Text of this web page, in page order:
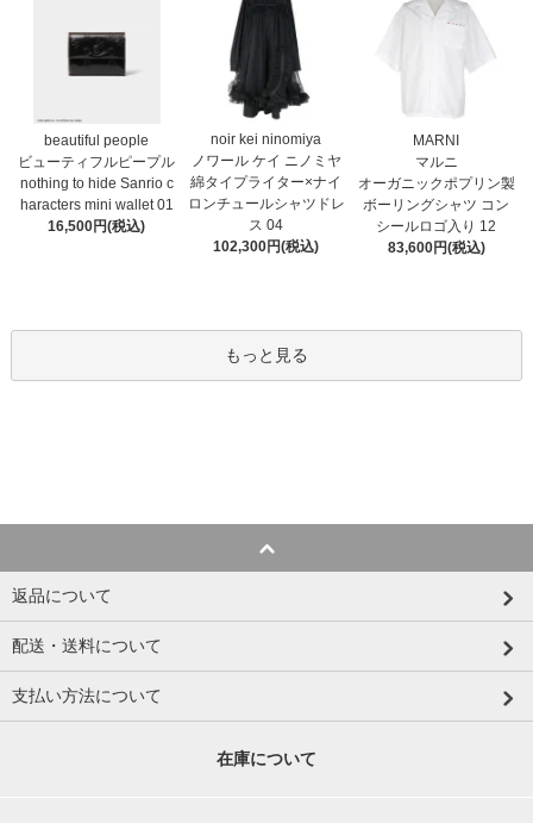
beautiful people
ビューティフルピープル
nothing to hide Sanrio c
haracters mini wallet⁠ 01
16,500円(税込)
noir kei ninomiya
ノワール ケイ ニノミヤ
綿タイプライター×ナイ
ロンチュールシャツドレ
ス 04
102,300円(税込)
MARNI
マルニ
オーガニックポプリン製
ボーリングシャツ コン
シールロゴ入り 12
83,600円(税込)
もっと見る
返品について
配送・送料について
支払い方法について
在庫について